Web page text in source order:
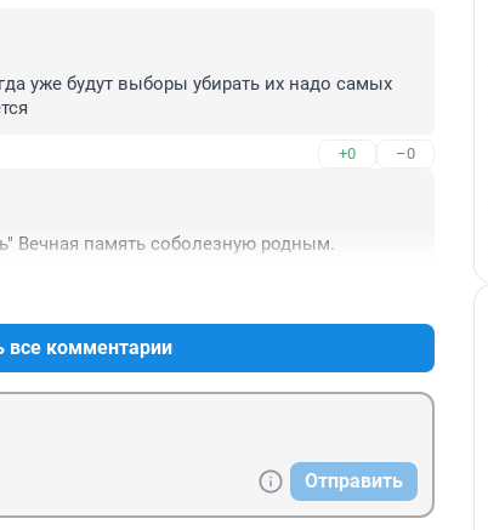
уже будут выборы убирать их надо самых
+0 –0
Вечная память соболезную родным.
все комментарии
Отправить